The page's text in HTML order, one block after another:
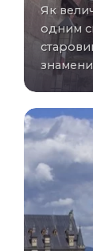
Як велична Гаага відома не
одним